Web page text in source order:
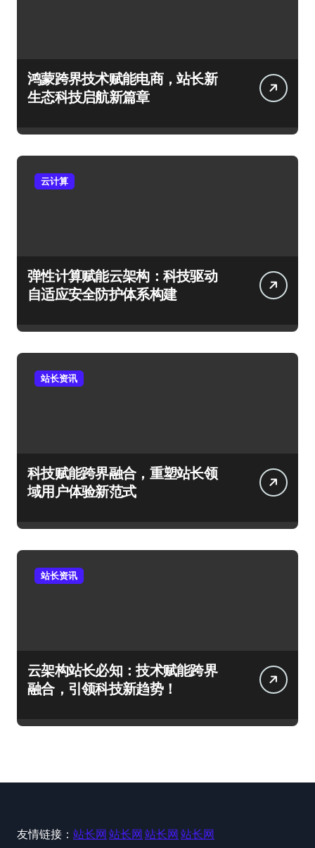
鸿蒙跨界技术赋能电商，站长新
生态科技启航新篇章
云计算
弹性计算赋能云架构：科技驱动
自适应安全防护体系构建
站长资讯
科技赋能跨界融合，重塑站长领
域用户体验新范式
站长资讯
云架构站长必知：技术赋能跨界
融合，引领科技新趋势！
友情链接： 站长网 站长网 站长网 站长网